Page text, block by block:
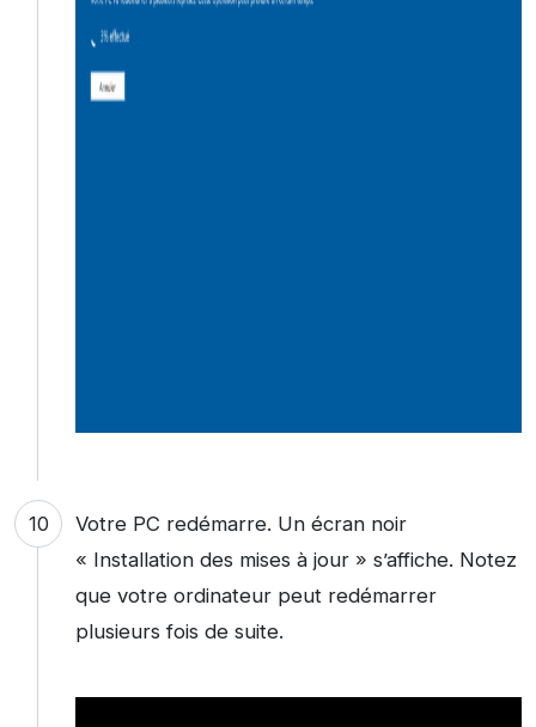
Votre PC redémarre. Un écran noir
« Installation des mises à jour » s’affiche. Notez
que votre ordinateur peut redémarrer
plusieurs fois de suite.